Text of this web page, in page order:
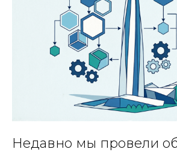
Недавно мы провели